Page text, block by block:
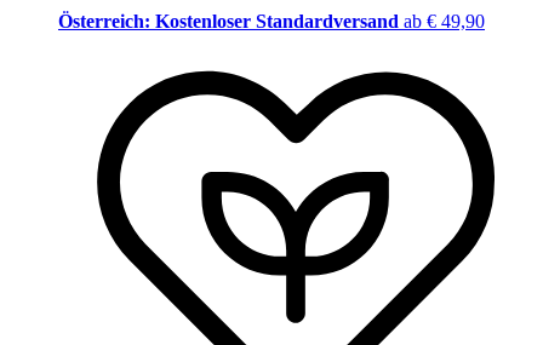
Österreich: Kostenloser Standardversand ab € 49,90